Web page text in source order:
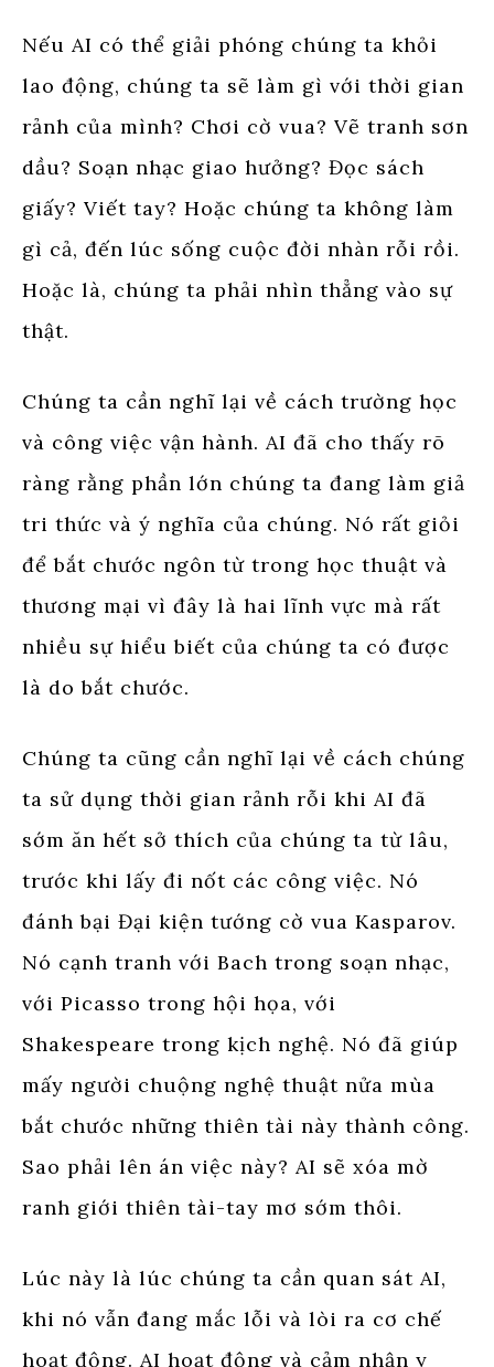
Nếu AI có thể giải phóng chúng ta khỏi
lao động, chúng ta sẽ làm gì với thời gian
rảnh của mình? Chơi cờ vua? Vẽ tranh sơn
dầu? Soạn nhạc giao hưởng? Đọc sách
giấy? Viết tay? Hoặc chúng ta không làm
gì cả, đến lúc sống cuộc đời nhàn rỗi rồi.
Hoặc là, chúng ta phải nhìn thẳng vào sự
thật.
Chúng ta cần nghĩ lại về cách trường học
và công việc vận hành. AI đã cho thấy rõ
ràng rằng phần lớn chúng ta đang làm giả
tri thức và ý nghĩa của chúng. Nó rất giỏi
để bắt chước ngôn từ trong học thuật và
thương mại vì đây là hai lĩnh vực mà rất
nhiều sự hiểu biết của chúng ta có được
là do bắt chước.
Chúng ta cũng cần nghĩ lại về cách chúng
ta sử dụng thời gian rảnh rỗi khi AI đã
sớm ăn hết sở thích của chúng ta từ lâu,
trước khi lấy đi nốt các công việc. Nó
đánh bại Đại kiện tướng cờ vua Kasparov.
Nó cạnh tranh với Bach trong soạn nhạc,
với Picasso trong hội họa, với
Shakespeare trong kịch nghệ. Nó đã giúp
mấy người chuộng nghệ thuật nửa mùa
bắt chước những thiên tài này thành công.
Sao phải lên án việc này? AI sẽ xóa mờ
ranh giới thiên tài-tay mơ sớm thôi.
Lúc này là lúc chúng ta cần quan sát AI,
khi nó vẫn đang mắc lỗi và lòi ra cơ chế
hoạt động. AI hoạt động và cảm nhận y